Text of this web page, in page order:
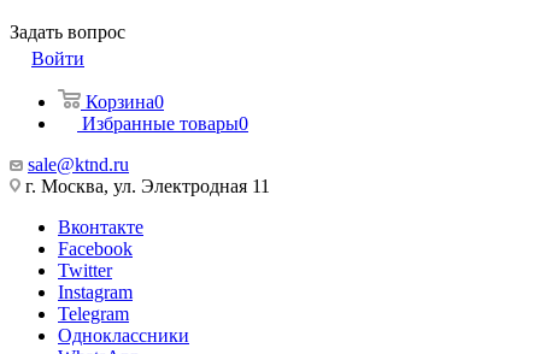
Задать вопрос
Войти
Корзина0
Избранные товары0
sale@ktnd.ru
г. Москва, ул. Электродная 11
Вконтакте
Facebook
Twitter
Instagram
Telegram
Одноклассники